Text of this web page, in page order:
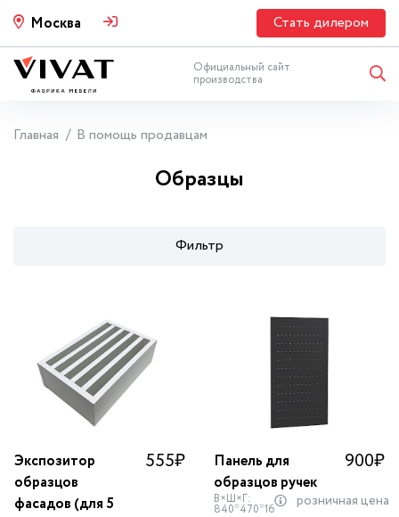
Москва Стать дилером
Официальный сайт
производства
Главная В помощь продавцам
Образцы
Фильтр
Экспозитор
образцов
фасадов (для 5
555₽
Панель для
образцов ручек
900₽
В×Ш×Г:
840*470*16 розничная цена